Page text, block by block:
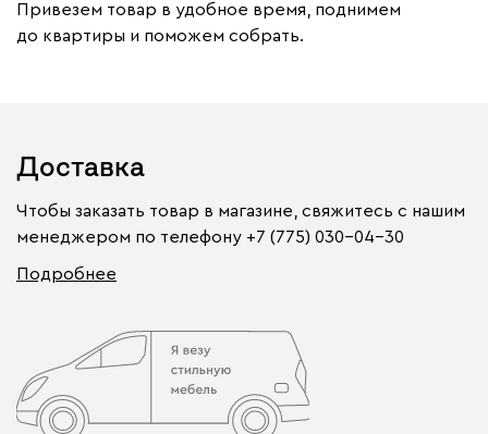
Привезем товар в удобное время, поднимем
до квартиры и поможем собрать.
Доставка
Чтобы заказать товар в магазине, свяжитесь с нашим
менеджером по телефону +7 (775) 030-04-30
Подробнее